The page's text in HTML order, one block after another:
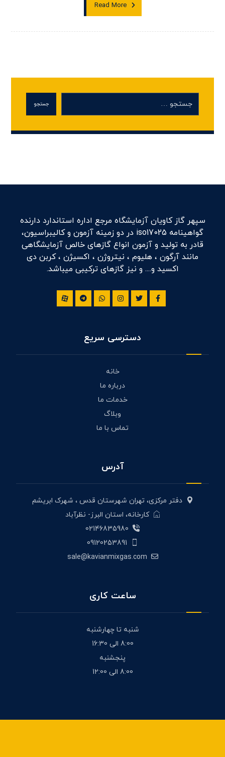
Read More
جستجو
سپهر گاز کاویان آزمایشگاه مرجع اداره استاندارد دارنده
گواهینامه iso17025 در دو زمینه آزمون و کالیبراسیون،
قادر به تولید و آزمون انواع گازهای خالص آزمایشگاهی
مانند آرگون ، هلیوم ، نیتروژن ، اکسیژن ، کربن دی
اکسید و.... و نیز گازهای ترکیبی میباشد.
دسترسی سریع
خانه
درباره ما
خدمات ما
وبلاگ
تماس با ما
آدرس
دفتر مرکزی، تهران شهرستان قدس ، شهرک ابریشم
کارخانه، استان البرز- نظرآباد
02146835980
09120253891
sale@kavianmixgas.com
ساعت کاری
شنبه تا چهارشنبه
8:00 الی 16:30
پنجشنبه
8:00 الی 1۲:00